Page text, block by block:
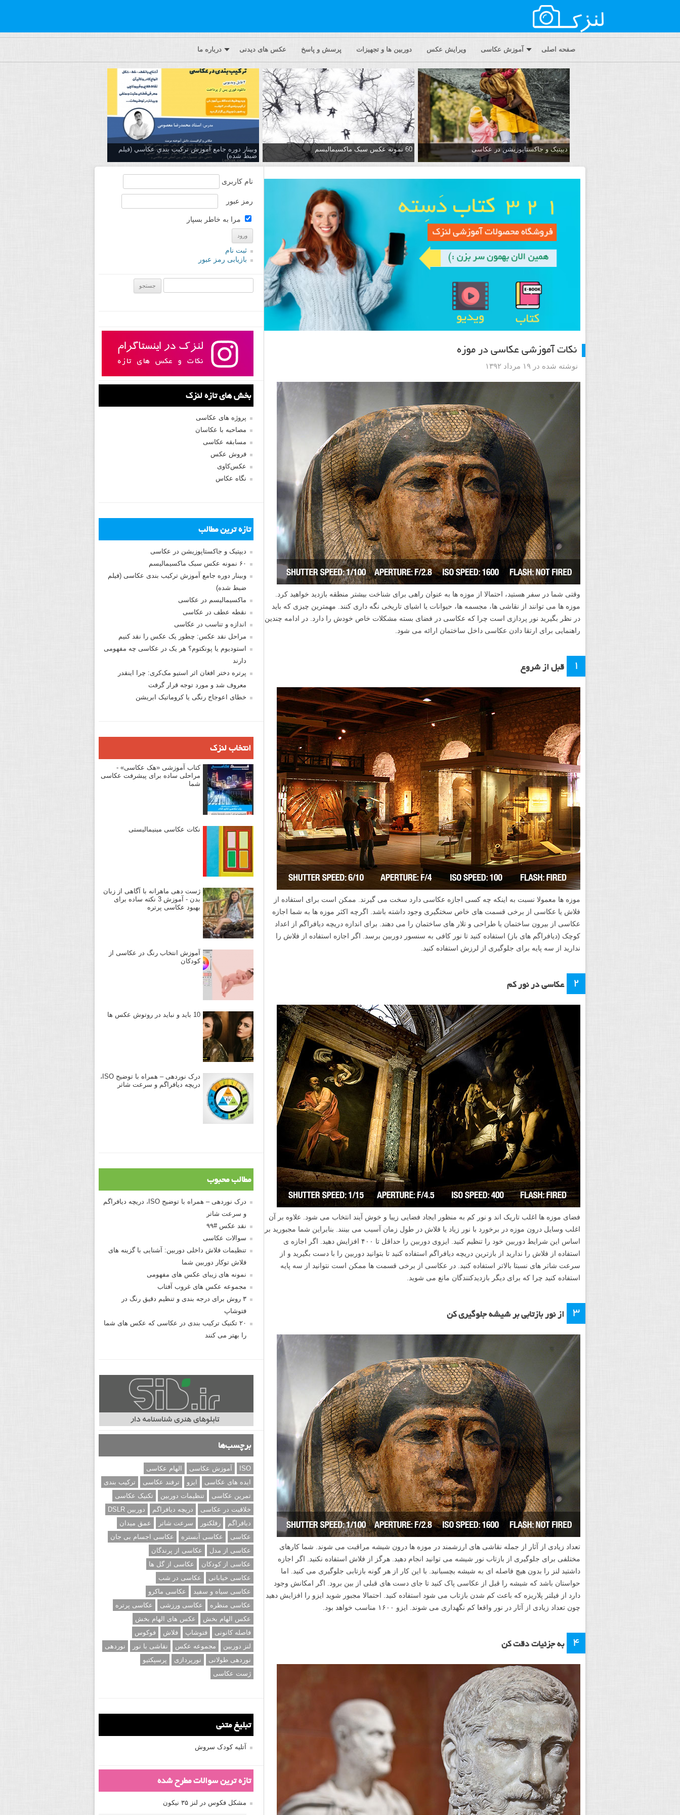
صفحه اصلی آموزش عکاسی ویرایش عکس دوربین ها و تجهیزات پرسش و پاسخ عکس های دیدنی درباره ما
دیپتیک و جاکستا‌پوزیشن در عکاسی 60 نمونه عکس سبک ماکسیمالیسم
وبینار دوره جامع آموزش تركيب بندي عكاسي (فیلم
ضبط شده)
نکات آموزشی عکاسی در موزه
نوشته شده در ۱۹ مرداد ۱۳۹۲
وقتی شما در سفر هستید، احتمالا از موزه ها به عنوان راهی برای شناخت بیشتر منطقه بازدید خواهید کرد.
موزه ها می توانند از نقاشی ها، مجسمه ها، حیوانات یا اشیای تاریخی نگه داری کنند. مهمترین چیزی که باید
در نظر بگیرید نور پردازی است چرا که عکاسی در فضای بسته مشکلات خاص خودش را دارد. در ادامه چندین
راهنمایی برای ارتقا دادن عکاسی داخل ساختمان ارائه می شود.
۱ قبل از شروع
موزه ها معمولا نسبت به اینکه چه کسی اجازه عکاسی دارد سخت می گیرند. ممکن است برای استفاده از
فلاش یا عکاسی از برخی قسمت های خاص سختگیری وجود داشته باشد. اگرچه اکثر موزه ها به شما اجازه
عکاسی از بیرون ساختمان یا طراحی و تلار های ساختمان را می دهند. برای اندازه دریچه دیافراگم از اعداد
کوچک (دیافراگم های باز) استفاده کنید تا نور کافی به سنسور دوربین برسد. اگر اجازه استفاده از فلاش را
ندارید از سه پایه برای جلوگیری از لرزش استفاده کنید.
۲ عکاسی در نور کم
فضای موزه ها اغلب تاریک اند و نور کم به منظور ایجاد فضایی زیبا و خوش آیند انتخاب می شود. علاوه بر آن
اغلب وسایل درون موزه در برخورد با نور زیاد یا فلاش در طول زمان آسیب می بینند. بنابراین شما مجبورید بر
اساس این شرایط دوربین خود را تنظیم کنید. ایزوی دوربین را حداقل تا ۴۰۰ افزایش دهید. اگر اجازه ی
استفاده از فلاش را ندارید از بازترین دریچه دیافراگم استفاده کنید تا بتوانید دوربین را با دست بگیرید و از
سرعت شاتر های نسبتا بالاتر استفاده کنید. در عکاسی از برخی قسمت ها ممکن است نتوانید از سه پایه
استفاده کنید چرا که برای دیگر بازدیدکنندگان مانع می شوید.
۳ از نور بازتابی بر شیشه جلوگیری کن
تعداد زیادی از آثار از جمله نقاشی های ارزشمند در موزه ها درون شیشه مراقبت می شوند. شما کارهای
مختلفی برای جلوگیری از بازتاب نور شیشه می توانید انجام دهید. هرگز از فلاش استفاده نکنید. اگر اجازه
داشتید لنز را بدون هیچ فاصله ای به شیشه بچسبانید. با این کار از هر گونه بازتابی جلوگیری می کنید. اما
حواستان باشد که شیشه را قبل از عکاسی پاک کنید تا جای دست های قبلی از بین برود. اگر امکانش وجود
دارد از فیلتر پلاریزه که باعث کم شدن بازتاب می شود استفاده کنید. احتمالا مجبور شوید ایزو را افزایش دهید
چون تعداد زیادی از آثار در نور واقعا کم نگهداری می شوند. ایزو ۱۶۰۰ مناسب خواهد بود.
۴ به جزئیات دقت کن
نام کاربری
رمز عبور
مرا به خاطر بسپار
ثبت نام
بازیابی رمز عبور
بخش های تازه لنزک
پروژه های عکاسی
مصاحبه با عکاسان
مسابقه عکاسی
فروش عکس
عکس‌کاوی
نگاه عکاس
تازه ترین مطالب
دیپتیک و جاکستا‌پوزیشن در عکاسی
۶۰ نمونه عکس سبک ماکسیمالیسم
وبینار دوره جامع آموزش ترکیب بندی عکاسی (فیلم
ضبط شده)
ماکسیمالیسم در عکاسی
نقطه عطف در عکاسی
اندازه و تناسب در عکاسی
مراحل نقد عکس: چطور یک عکس را نقد کنیم
استودیوم یا پونکتوم؟ هر یک در عکاسی چه مفهومی
دارند
پرتره دختر افغان اثر استیو مک‌کری: چرا اینقدر
معروف شد و مورد توجه قرار گرفت
خطای اعوجاج رنگی یا کروماتیک ابریشن
انتخاب لنزک
کتاب آموزشی «هک عکاسی» -
مراحلی ساده برای پیشرفت عکاسی
شما
نکات عکاسی مینیمالیستی
ژست دهی ماهرانه با آگاهی از زبان
بدن - آموزش 3 نکته ساده برای
بهبود عکاسی پرتره
آموزش انتخاب رنگ در عکاسی از
کودکان
10 باید و نباید در روتوش عکس ها
درک نوردهی – همراه با توضیح ISO،
دریچه دیافراگم و سرعت شاتر
مطالب محبوب
درک نوردهی – همراه با توضیح ISO، دریچه دیافراگم
و سرعت شاتر
نقد عکس #۹۹
سوالات عکاسی
تنظیمات فلاش داخلی دوربین: آشنایی با گزینه های
فلاش توکار دوربین شما
نمونه های زیبای عکس های مفهومی
مجموعه عکس های غروب آفتاب
۳ روش برای درجه بندی و تنظیم دقیق رنگ در
فتوشاپ
۲۰ تکنیک ترکیب بندی در عکاسی که عکس های شما
را بهتر می کنند
برچسب‌ها
ISO آموزش عکاسی
الهام عکاسی
ایده های عکاسی
ایزو ترفند عکاسی
ترکیب بندی
تمرین عکاسی
تنظیمات دوربین
تکنیک عکاسی
خلاقیت در عکاسی
دریچه دیافراگم
دوربین DSLR
دیافراگم
رفلکتور سرعت شاتر
عمق میدان
عکاسی
عکاسی آبستره
عکاسی اجسام بی جان
عکاسی از مدل
عکاسی از پرندگان
عکاسی از کودکان
عکاسی از گل ها
عکاسی خیابانی
عکاسی در شب
عکاسی سیاه و سفید
عکاسی ماکرو
عکاسی منظره
عکاسی ورزشی
عکاسی پرتره
عکس الهام بخش
عکس های الهام بخش
فاصله کانونی
فتوشاپ فلاش
فوکوس
لنز دوربین
مجموعه عکس نقاشی با نور
نوردهی
نوردهی طولانی
نورپردازی
پرسپکتیو
ژست عکاسی
تبلیغ متنی
آتلیه کودک سروش
تازه ترین سوالات مطرح شده
مشکل فکوس در لنز ۳۵ نیکون